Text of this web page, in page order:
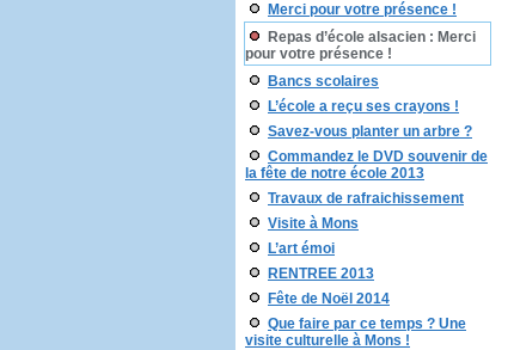
Merci pour votre présence !
Repas d’école alsacien : Merci
pour votre présence !
Bancs scolaires
L’école a reçu ses crayons !
Savez-vous planter un arbre ?
Commandez le DVD souvenir de
la fête de notre école 2013
Travaux de rafraichissement
Visite à Mons
L’art émoi
RENTREE 2013
Fête de Noël 2014
Que faire par ce temps ? Une
visite culturelle à Mons !